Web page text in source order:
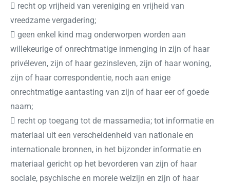
 recht op vrijheid van vereniging en vrijheid van
vreedzame vergadering;
 geen enkel kind mag onderworpen worden aan
willekeurige of onrechtmatige inmenging in zijn of haar
privéleven, zijn of haar gezinsleven, zijn of haar woning,
zijn of haar correspondentie, noch aan enige
onrechtmatige aantasting van zijn of haar eer of goede
naam;
 recht op toegang tot de massamedia; tot informatie en
materiaal uit een verscheidenheid van nationale en
internationale bronnen, in het bijzonder informatie en
materiaal gericht op het bevorderen van zijn of haar
sociale, psychische en morele welzijn en zijn of haar